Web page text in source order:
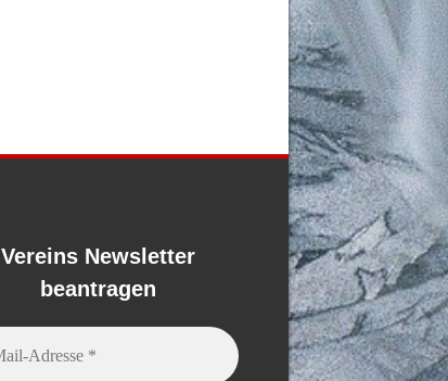
Vereins Newsletter
beantragen